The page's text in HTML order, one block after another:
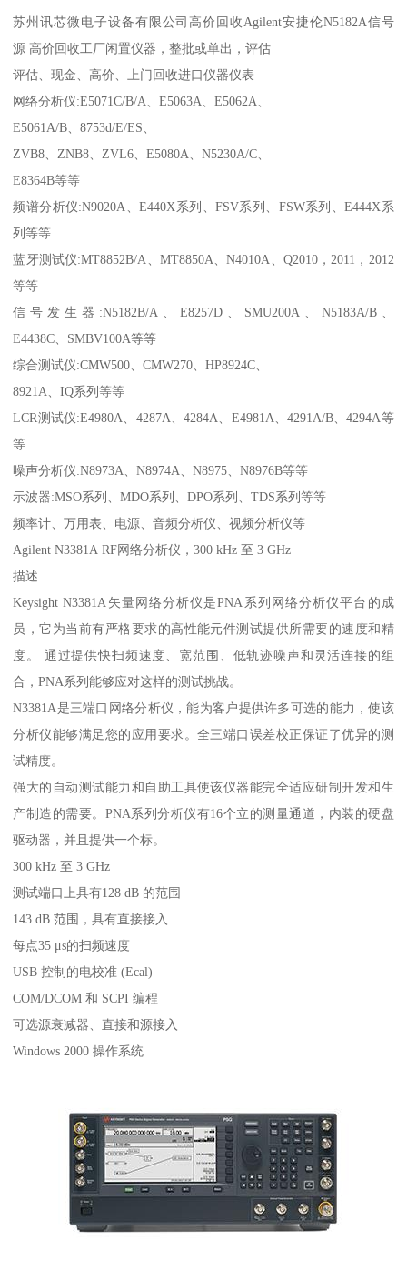
苏州讯芯微电子设备有限公司高价回收Agilent安捷伦N5182A信号
源 高价回收工厂闲置仪器，整批或单出，评估
评估、现金、高价、上门回收进口仪器仪表
网络分析仪:E5071C/B/A、E5063A、E5062A、
E5061A/B、8753d/E/ES、
ZVB8、ZNB8、ZVL6、E5080A、N5230A/C、
E8364B等等
频谱分析仪:N9020A、E440X系列、FSV系列、FSW系列、E444X系
列等等
蓝牙测试仪:MT8852B/A、MT8850A、N4010A、Q2010，2011，2012
等等
信号发生器:N5182B/A、E8257D、SMU200A、N5183A/B、
E4438C、SMBV100A等等
综合测试仪:CMW500、CMW270、HP8924C、
8921A、IQ系列等等
LCR测试仪:E4980A、4287A、4284A、E4981A、4291A/B、4294A等
等
噪声分析仪:N8973A、N8974A、N8975、N8976B等等
示波器:MSO系列、MDO系列、DPO系列、TDS系列等等
频率计、万用表、电源、音频分析仪、视频分析仪等
Agilent N3381A RF网络分析仪，300 kHz 至 3 GHz
描述
Keysight N3381A矢量网络分析仪是PNA系列网络分析仪平台的成
员，它为当前有严格要求的高性能元件测试提供所需要的速度和精
度。 通过提供快扫频速度、宽范围、低轨迹噪声和灵活连接的组
合，PNA系列能够应对这样的测试挑战。
N3381A是三端口网络分析仪，能为客户提供许多可选的能力，使该
分析仪能够满足您的应用要求。全三端口误差校正保证了优异的测
试精度。
强大的自动测试能力和自助工具使该仪器能完全适应研制开发和生
产制造的需要。PNA系列分析仪有16个立的测量通道，内装的硬盘
驱动器，并且提供一个标。
300 kHz 至 3 GHz
测试端口上具有128 dB 的范围
143 dB 范围，具有直接接入
每点35 μs的扫频速度
USB 控制的电校准 (Ecal)
COM/DCOM 和 SCPI 编程
可选源衰减器、直接和源接入
Windows 2000 操作系统